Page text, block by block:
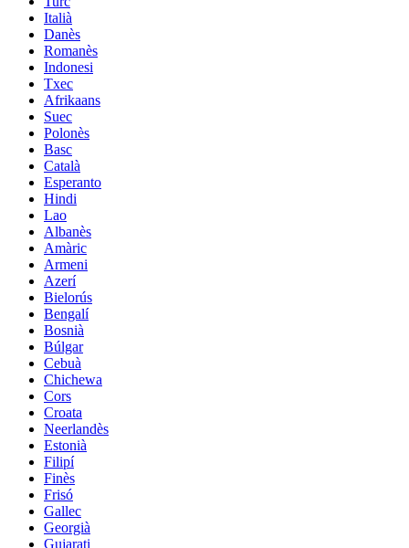
Italià
Danès
Romanès
Indonesi
Txec
Afrikaans
Suec
Polonès
Basc
Català
Esperanto
Hindi
Lao
Albanès
Amàric
Armeni
Azerí
Bielorús
Bengalí
Bosnià
Búlgar
Cebuà
Chichewa
Cors
Croata
Neerlandès
Estonià
Filipí
Finès
Frisó
Gallec
Georgià
Gujarati